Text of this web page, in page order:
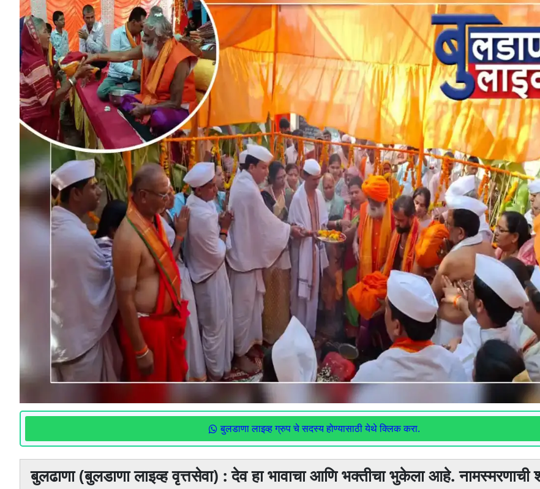
बुलडाणा लाइव्ह ग्रुप चे सदस्य होण्यासाठी येथे क्लिक करा.
बुलढाणा (बुलडाणा लाइव्ह वृत्तसेवा) : देव हा भावाचा आणि भक्तीचा भुकेला आहे. नामस्मरणाची